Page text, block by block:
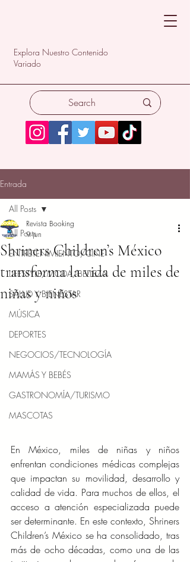
Explora Nuestro Contenido
Variado
Entrada
All Posts
ENTRETENIMIENTO/CINE
LIFESTYLE/MODA/BELLEZA
SALUD Y BIENESTAR
MÚSICA
DEPORTES
NEGOCIOS/TECNOLOGÍA
MAMÁS Y BEBÉS
GASTRONOMÍA/TURISMO
MASCOTAS
All Posts
Shriners Children’s México
transforma la vida de miles de
niñas y niños
Revista Booking
9 jun
En México, miles de niñas y niños
enfrentan condiciones médicas complejas
que impactan su movilidad, desarrollo y
calidad de vida. Para muchos de ellos, el
acceso a atención especializada puede
ser determinante. En este contexto, Shriners
Children’s México se ha consolidado, tras
más de ocho décadas, como una de las